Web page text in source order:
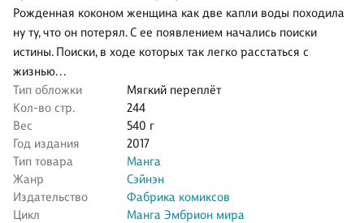
Рожденная коконом женщина как две капли воды походила
ну ту, что он потерял. С ее появлением начались поиски
истины. Поиски, в ходе которых так легко расстаться с
жизнью. . .
Тип обложки
Мягкий переплёт
Кол-во стр.
244
Вес
540 г
Год издания
2017
Тип товара
Манга
Жанр
Сэйнэн
Издательство
Фабрика комиксов
Цикл
Манга Эмбрион мира